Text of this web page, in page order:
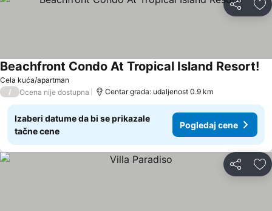
Deli
Cela kuća/apartman
Beachfront Condo At Tropical Island Resort!
/ Ocena nije dostupna Centar grada: udaljenost 0.9 km
Izaberi datume da bi se prikazale
tačne cene
Pogledaj cene
Deli